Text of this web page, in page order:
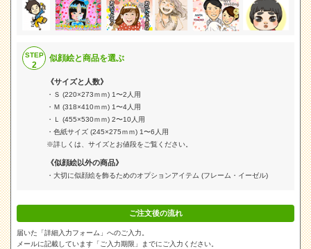
STEP
2
似顔絵と商品を選ぶ
《サイズと人数》
・Ｓ (220×273ｍｍ) 1〜2人用
・Ｍ (318×410ｍｍ) 1〜4人用
・Ｌ (455×530ｍｍ) 2〜10人用
・色紙サイズ (245×275ｍｍ) 1〜6人用
※詳しくは、サイズとお値段をご覧ください。
《似顔絵以外の商品》
・大切に似顔絵を飾るためのオプションアイテム (フレーム・イーゼル)
ご注文後の流れ
届いた「詳細入力フォーム」へのご入力。
メールに記載しています「ご入力期限」までにご入力ください。